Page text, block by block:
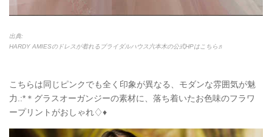
出典:
HARDY AMIESのドレスが着れるブライダルハウス六本木の公式HPはこちら♬
こちらは同じピンクでも全く印象が異なる、モダンな雰囲気が魅
力.:*＊グラスオーガンジーの素材に、落ち着いたお色味のフラワ
ープリントがおしゃれ♢♦